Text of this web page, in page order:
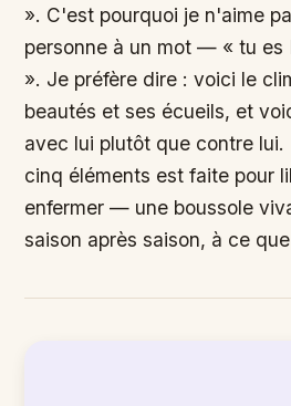
». C'est pourquoi je n'aime
personne à un mot — « tu es
». Je préfère dire : voici le
beautés et ses écueils, et
avec lui plutôt que contre lui.
cinq éléments est faite pour
enfermer — une boussole
saison après saison, à ce